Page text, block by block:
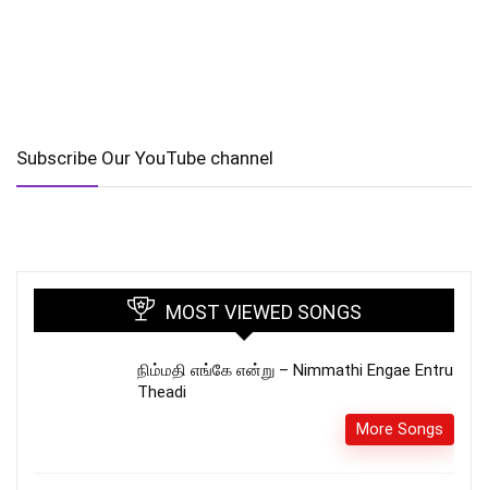
Subscribe Our YouTube channel
MOST VIEWED SONGS
நிம்மதி எங்கே என்று – Nimmathi Engae Entru
Theadi
More Songs